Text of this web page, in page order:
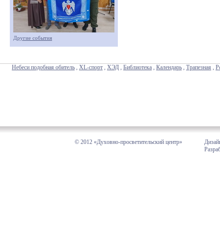
Другие события
Небеси подобная обитель , XL-спорт , ХЭД , Библиотека , Календарь , Трапезная ,
© 2012 «Духовно-просветительский центр»